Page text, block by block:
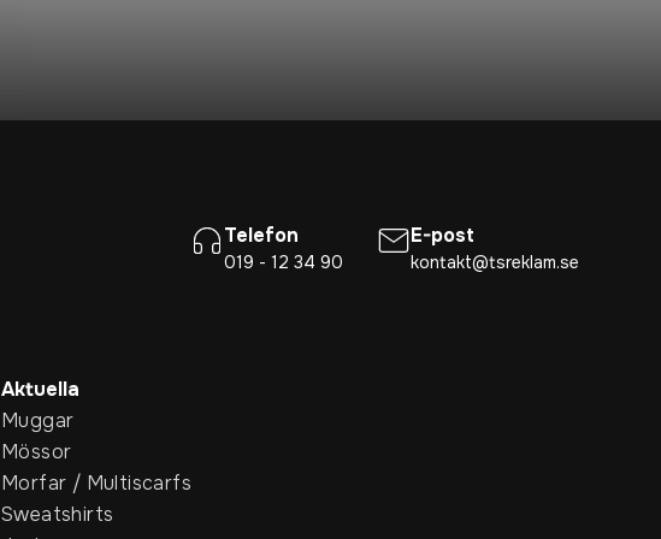
Telefon
019 - 12 34 90
E-post
kontakt@tsreklam.se
Aktuella
Muggar
Mössor
Morfar / Multiscarfs
Sweatshirts